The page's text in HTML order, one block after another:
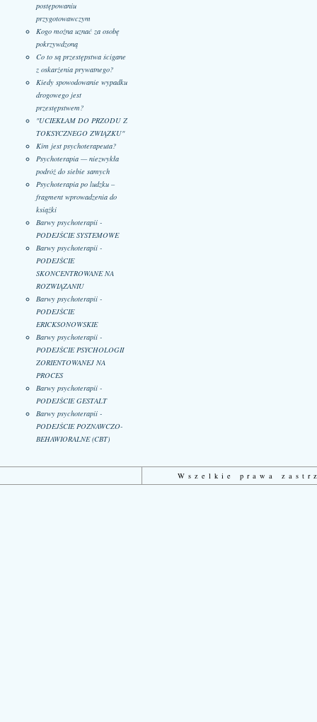
postępowaniu
przygotowawczym
Kogo można uznać za osobę
pokrzywdzoną
Co to są przestępstwa ścigane
z oskarżenia prywatnego?
Kiedy spowodowanie wypadku
drogowego jest
przestępstwem?
"UCIEKŁAM DO PRZODU Z
TOKSYCZNEGO ZWIĄZKU"
Kim jest psychoterapeuta?
Psychoterapia — niezwykła
podróż do siebie samych
Psychoterapia po ludzku –
fragment wprowadzenia do
książki
Barwy psychoterapii -
PODEJŚCIE SYSTEMOWE
Barwy psychoterapii -
PODEJŚCIE
SKONCENTROWANE NA
ROZWIĄZANIU
Barwy psychoterapii -
PODEJŚCIE
ERICKSONOWSKIE
Barwy psychoterapii -
PODEJŚCIE PSYCHOLOGII
ZORIENTOWANEJ NA
PROCES
Barwy psychoterapii -
PODEJŚCIE GESTALT
Barwy psychoterapii -
PODEJŚCIE POZNAWCZO-
BEHAWIORALNE (CBT)
Wszelkie prawa